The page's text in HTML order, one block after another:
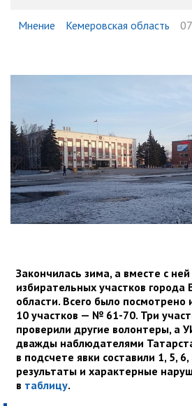
Мнение Кемеровская область
Закончилась зима, а вместе с
избирательных участков города
области. Всего было посмотрено
10 участков — № 61-70. Три
проверили другие волонтеры, а
дважды наблюдателями
в подсчете явки составили 1, 5, 6,
результаты и характерные
в таблицу.